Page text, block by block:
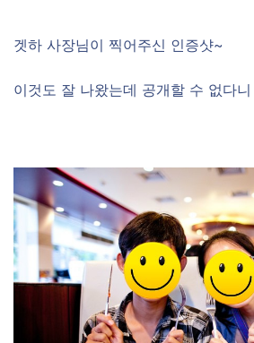
겟하 사장님이 찍어주신 인증샷~
이것도 잘 나왔는데 공개할 수 없다